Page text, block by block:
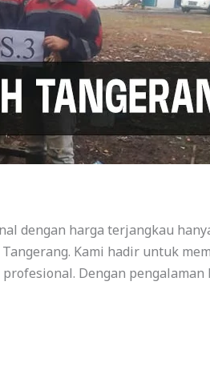
dengan harga terjangkau
Kami hadir untuk
Dengan